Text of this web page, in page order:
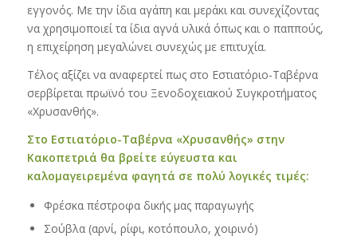
εγγονός. Με την ίδια αγάπη και μεράκι και συνεχίζοντας
να χρησιμοποιεί τα ίδια αγνά υλικά όπως και ο παππούς,
η επιχείρηση μεγαλώνει συνεχώς με επιτυχία.
Τέλος αξίζει να αναφερτεί πως στο Εστιατόριο-Ταβέρνα
σερβίρεται πρωϊνό του Ξενοδοχειακού Συγκροτήματος
«Χρυσανθής».
Στο Εστιατόριο-Ταβέρνα «Χρυσανθής» στην
Κακοπετριά θα βρείτε εύγευστα και
καλομαγειρεμένα φαγητά σε πολύ λογικές τιμές:
Φρέσκα πέστροφα δικής μας παραγωγής
Σούβλα (αρνί, ρίφι, κοτόπουλο, χοιρινό)